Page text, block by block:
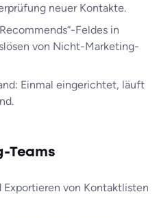
neuer Kontakte.
Feldes in
von Nicht-Marketing-
Einmal eingerichtet, läuft
Teams
Exportieren von Kontaktlisten